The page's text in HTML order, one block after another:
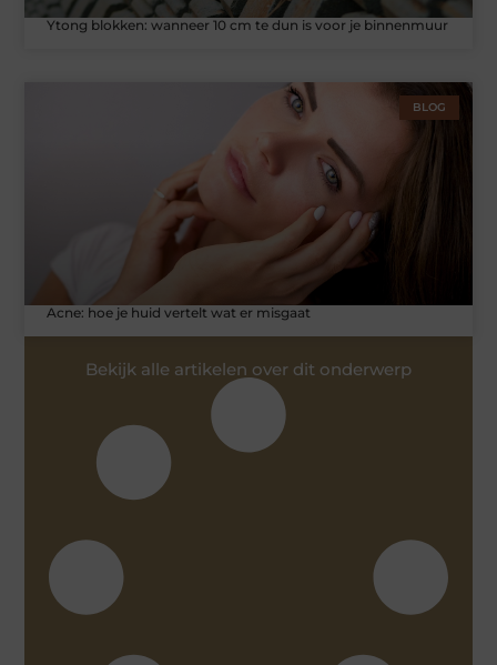
Ytong blokken: wanneer 10 cm te dun is voor je binnenmuur
BLOG
Acne: hoe je huid vertelt wat er misgaat
Bekijk alle artikelen over dit onderwerp